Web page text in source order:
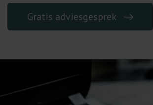
Gratis adviesgesprek